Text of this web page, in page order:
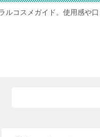
ルコスメガイド。使用感や